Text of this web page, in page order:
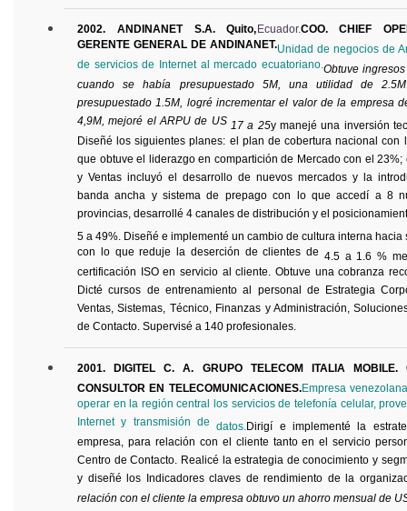
2002. ANDINANET S.A. Quito,Ecuador.COO. CHIEF
GERENTE GENERAL DE ANDINANET.Unidad de negocios de
de servicios de Internet al mercado ecuatoriano.Obtuve
cuando se había presupuestado 5M, una utilidad de
presupuestado 1.5M, logré incrementar el valor de la empresa
4,9M, mejoré el ARPU de US 17 a 25y manejé una inversión
Diseñé los siguientes planes: el plan de cobertura nacional con
que obtuve el liderazgo en compartición de Mercado con el
y Ventas incluyó el desarrollo de nuevos mercados y la
banda ancha y sistema de prepago con lo que accedí a 8
provincias, desarrollé 4 canales de distribución y el
5 a 49%. Diseñé e implementé un cambio de cultura interna
con lo que reduje la deserción de clientes de 4.5 a 1.6 %
certificación ISO en servicio al cliente. Obtuve una cobranza
Dicté cursos de entrenamiento al personal de Estrategia
Ventas, Sistemas, Técnico, Finanzas y Administración,
de Contacto. Supervisé a 140 profesionales.
2001. DIGITEL C. A. GRUPO TELECOM ITALIA MOBILE.
CONSULTOR EN TELECOMUNICACIONES.Empresa
operar en la región central los servicios de telefonía celular,
Internet y transmisión dedatos. Dirigí e implementé la
empresa, para relación con el cliente tanto en el servicio
Centro de Contacto. Realicé la estrategia de conocimiento y
y diseñé los Indicadores claves de rendimiento de la
relación con el cliente la empresa obtuvo un ahorro mensual de